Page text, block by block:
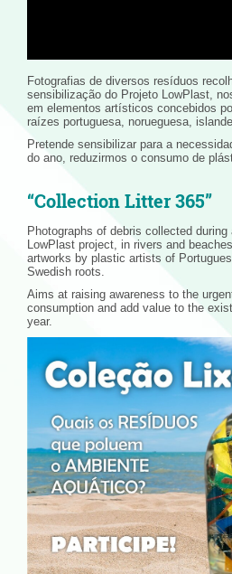
Fotografias de diversos resíduos
sensibilização do Projeto LowPlast,
em elementos artísticos concebidos
raízes portuguesa, norueguesa,
Pretende sensibilizar para a
do ano, reduzirmos o consumo de
“Collection Litter 365”
Photographs of debris collected
LowPlast project, in rivers and
artworks by plastic artists of
Swedish roots.
Aims at raising awareness to the
consumption and add value to the
year.